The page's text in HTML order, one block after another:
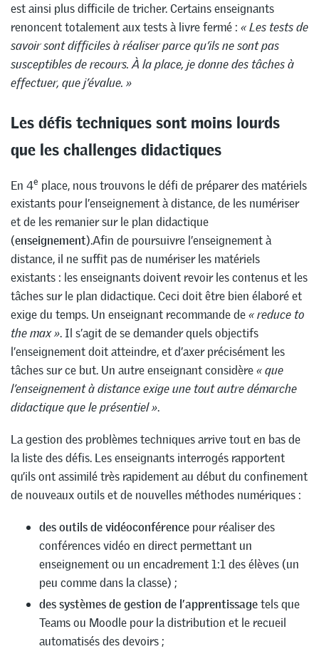
est ainsi plus difficile de tricher. Certains enseignants
renoncent totalement aux tests à livre fermé : « Les tests de
savoir sont difficiles à réaliser parce qu’ils ne sont pas
susceptibles de recours. À la place, je donne des tâches à
effectuer, que j’évalue. »
Les défis techniques sont moins lourds
que les challenges didactiques
En 4e place, nous trouvons le défi de préparer des matériels
existants pour l’enseignement à distance, de les numériser
et de les remanier sur le plan didactique
(enseignement).Afin de poursuivre l’enseignement à
distance, il ne suffit pas de numériser les matériels
existants : les enseignants doivent revoir les contenus et les
tâches sur le plan didactique. Ceci doit être bien élaboré et
exige du temps. Un enseignant recommande de« reduce to
the max ». Il s’agit de se demander quels objectifs
l’enseignement doit atteindre, et d’axer précisément les
tâches sur ce but. Un autre enseignant considère« que
l’enseignement à distance exige une tout autre démarche
didactique que le présentiel ».
La gestion des problèmes techniques arrive tout en bas de
la liste des défis. Les enseignants interrogés rapportent
qu’ils ont assimilé très rapidement au début du confinement
de nouveaux outils et de nouvelles méthodes numériques :
des outils de vidéoconférence pour réaliser des
conférences vidéo en direct permettant un
enseignement ou un encadrement 1:1 des élèves (un
peu comme dans la classe) ;
des systèmes de gestion de l’apprentissagetels que
Teams ou Moodle pour la distribution et le recueil
automatisés des devoirs ;